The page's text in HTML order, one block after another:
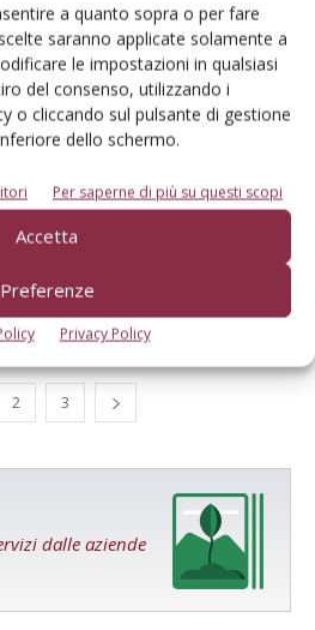
a quanto sopra o per fare
saranno applicate solamente a
le impostazioni in qualsiasi
del consenso, utilizzando i
o cliccando sul pulsante di gestione
dello schermo.
Per saperne di più su questi scopi
Accetta
Preferenze
Privacy Policy
spandiconcime
2022
2 3
dalle aziende